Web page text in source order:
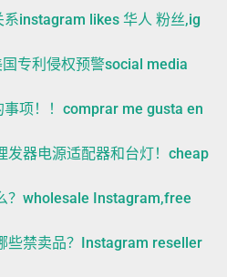
instagram likes 华人 粉丝,ig
专利侵权预警social media
项！！comprar me gusta en
发器电源适配器和台灯！cheap
？wholesale Instagram,free
些禁卖品？Instagram reseller